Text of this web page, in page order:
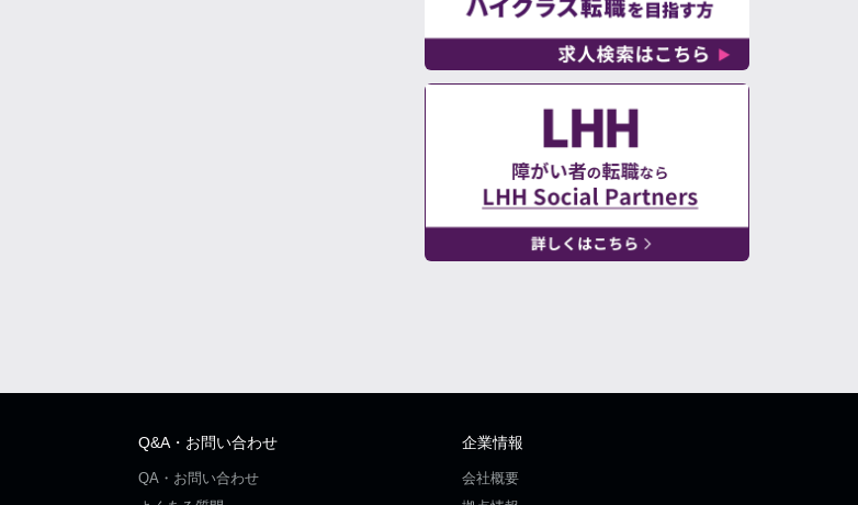
Q&A・お問い合わせ
QA・お問い合わせ
企業情報
会社概要